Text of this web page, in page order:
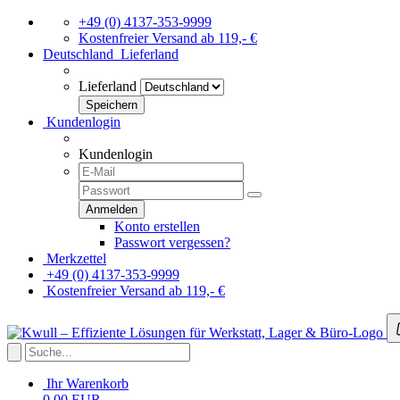
+49 (0) 4137-353-9999
Kostenfreier Versand ab 119,- €
Deutschland Lieferland
Lieferland
Kundenlogin
Kundenlogin
Konto erstellen
Passwort vergessen?
Merkzettel
+49 (0) 4137-353-9999
Kostenfreier Versand ab 119,- €
Ihr Warenkorb